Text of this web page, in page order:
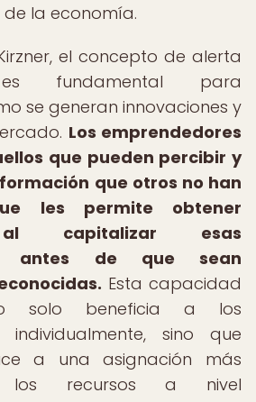
la economía.
el concepto de alerta
fundamental para
se generan innovaciones y
Los emprendedores
que pueden percibir y
que otros no han
les permite obtener
al capitalizar esas
antes de que sean
Esta capacidad
solo beneficia a los
individualmente, sino que
a una asignación más
los recursos a nivel